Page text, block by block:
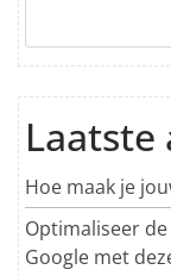
Hoe maak je
Optimaliseer
Google met